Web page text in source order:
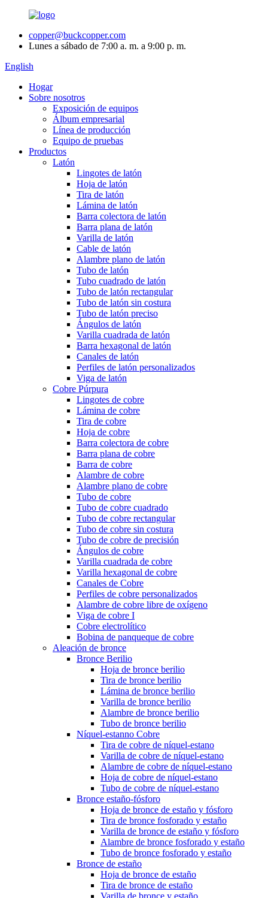
copper@buckcopper.com
Lunes a sábado de 7:00 a. m. a 9:00 p. m.
English
Hogar
Sobre nosotros
Exposición de equipos
Álbum empresarial
Línea de producción
Equipo de pruebas
Productos
Latón
Lingotes de latón
Hoja de latón
Tira de latón
Lámina de latón
Barra colectora de latón
Barra plana de latón
Varilla de latón
Cable de latón
Alambre plano de latón
Tubo de latón
Tubo cuadrado de latón
Tubo de latón rectangular
Tubo de latón sin costura
Tubo de latón preciso
Ángulos de latón
Varilla cuadrada de latón
Barra hexagonal de latón
Canales de latón
Perfiles de latón personalizados
Viga de latón
Cobre Púrpura
Lingotes de cobre
Lámina de cobre
Tira de cobre
Hoja de cobre
Barra colectora de cobre
Barra plana de cobre
Barra de cobre
Alambre de cobre
Alambre plano de cobre
Tubo de cobre
Tubo de cobre cuadrado
Tubo de cobre rectangular
Tubo de cobre sin costura
Tubo de cobre de precisión
Ángulos de cobre
Varilla cuadrada de cobre
Varilla hexagonal de cobre
Canales de Cobre
Perfiles de cobre personalizados
Alambre de cobre libre de oxígeno
Viga de cobre I
Cobre electrolítico
Bobina de panqueque de cobre
Aleación de bronce
Bronce Berilio
Hoja de bronce berilio
Tira de bronce berilio
Lámina de bronce berilio
Varilla de bronce berilio
Alambre de bronce berilio
Tubo de bronce berilio
Níquel-estanno Cobre
Tira de cobre de níquel-estano
Varilla de cobre de níquel-estano
Alambre de cobre de níquel-estano
Hoja de cobre de níquel-estano
Tubo de cobre de níquel-estano
Bronce estaño-fósforo
Hoja de bronce de estaño y fósforo
Tira de bronce fosforado y estaño
Varilla de bronce de estaño y fósforo
Alambre de bronce fosforado y estaño
Tubo de bronce fosforado y estaño
Bronce de estaño
Hoja de bronce de estaño
Tira de bronce de estaño
Varilla de bronce y estaño